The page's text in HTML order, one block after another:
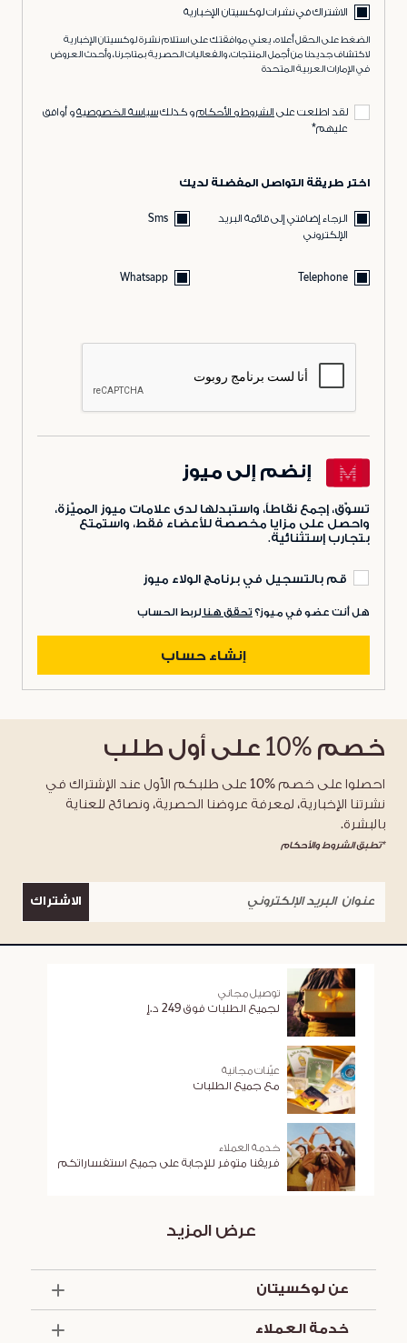
الاشتراك في نشرات لوكسيتان الإخبارية
الضغط على الحقل أعلاه، يعني موافقتك على استلام نشرة لوكسيتان الإخبارية
لاكتشاف جديدنا من أجمل المنتجات، والفعاليات الحصرية بمتاجرنا، وأحدث العروض
في الإمارات العربية المتحدة
لقد اطلعت على الشروط و الأحكامو كذلكسياسة الخصوصيةو أوافق
عليهم*
اختر طريقة التواصل المفضلة لديك
الرجاء إضافتي إلى قائمة البريد
الإلكتروني
Sms
Telephone
Whatsapp
إنضم إلى ميوز
تسوّق، إجمع نقاطاً، واستبدلها لدى علامات ميوز المميّزة،
واحصل على مزايا مخصصة للأعضاء فقط، واستمتع
بتجارب إستثنائية.
قم بالتسجيل في برنامج الولاء ميوز
هل أنت عضو في ميوز؟ تحقق هنا لربط الحساب
إنشاء حساب
خصم %10 على أول طلب
احصلوا على خصم %10 على طلبكم الأول عند الإشتراك في
نشرتنا الإخبارية، لمعرفة عروضنا الحصرية، ونصائح للعناية
بالبشرة.
*تطبق الشروط والأحكام
الاشتراك
توصيل مجاني
لجميع الطلبات فوق 249 د.إ
عيّنات مجانية
مع جميع الطلبات
خدمة العملاء
فريقنا متوفر للإجابة على جميع استفساراتكم
عرض المزيد
عن لوكسيتان
خدمة العملاء